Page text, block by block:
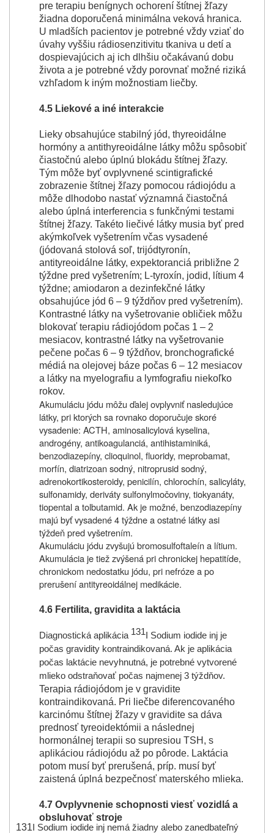
pre terapiu benígnych ochorení štítnej žľazy
žiadna doporučená minimálna veková hranica.
U mladších pacientov je potrebné vždy vziať do
úvahy vyššiu rádiosenzitivitu tkaniva u detí a
dospievajúcich aj ich dlhšiu očakávanú dobu
života a je potrebné vždy porovnať možné riziká
vzhľadom k iným možnostiam liečby.
4.5 Liekové a iné interakcie
Lieky obsahujúce stabilný jód, thyreoidálne
hormóny a antithyreoidálne látky môžu spôsobiť
čiastočnú alebo úplnú blokádu štítnej žľazy.
Tým môže byť ovplyvnené scintigrafické
zobrazenie štítnej žľazy pomocou rádiojódu a
môže dlhodobo nastať významná čiastočná
alebo úplná interferencia s funkčnými testami
štítnej žľazy. Takéto liečivé látky musia byť pred
akýmkoľvek vyšetrením včas vysadené
(jódovaná stolová soľ, trijódtyronín,
antityreoidálne látky, expektoranciá približne 2
týždne pred vyšetrením; L-tyroxín, jodid, lítium 4
týždne; amiodaron a dezinfekčné látky
obsahujúce jód 6 – 9 týždňov pred vyšetrením).
Kontrastné látky na vyšetrovanie obličiek môžu
blokovať terapiu rádiojódom počas 1 – 2
mesiacov, kontrastné látky na vyšetrovanie
pečene počas 6 – 9 týždňov, bronchografické
médiá na olejovej báze počas 6 – 12 mesiacov
a látky na myelografiu a lymfografiu niekoľko
rokov.
Akumuláciu jódu môžu ďalej ovplyvniť nasledujúce
látky, pri ktorých sa rovnako doporučuje skoré
vysadenie: ACTH, aminosalicylová kyselina,
androgény, antikoagulanciá, antihistaminiká,
benzodiazepíny, clioquinol, fluoridy, meprobamat,
morfín, diatrizoan sodný, nitroprusid sodný,
adrenokortikosteroidy, penicilín, chlorochín, salicyláty,
sulfonamidy, deriváty sulfonylmočoviny, tiokyanáty,
tiopental a tolbutamid. Ak je možné, benzodiazepíny
majú byť vysadené 4 týždne a ostatné látky asi
týždeň pred vyšetrením.
Akumuláciu jódu zvyšujú bromosulfoftaleín a lítium.
Akumulácia je tiež zvýšená pri chronickej hepatitíde,
chronickom nedostatku jódu, pri nefróze a po
prerušení antityreoidálnej medikácie.
4.6 Fertilita, gravidita a laktácia
Diagnostická aplikácia 131I Sodium iodide inj je
počas gravidity kontraindikovaná. Ak je aplikácia
počas laktácie nevyhnutná, je potrebné vytvorené
mlieko odstraňovať počas najmenej 3 týždňov.
Terapia rádiojódom je v gravidite
kontraindikovaná. Pri liečbe diferencovaného
karcinómu štítnej žľazy v gravidite sa dáva
prednosť tyreoidektómii a následnej
hormonálnej terapii so supresiou TSH, s
aplikáciou rádiojódu až po pôrode. Laktácia
potom musí byť prerušená, príp. musí byť
zaistená úplná bezpečnosť materského mlieka.
4.7 Ovplyvnenie schopnosti viesť vozidlá a
obsluhovať stroje
131 I Sodium iodide inj nemá žiadny alebo zanedbateľný